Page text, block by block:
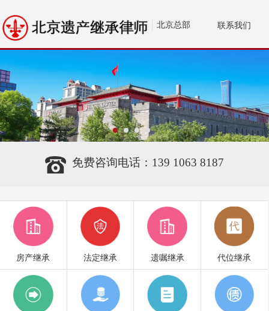
北京总部 联系我们
免费咨询电话：139 1063 8187
房产继承 法定继承 遗嘱继承 代位继承